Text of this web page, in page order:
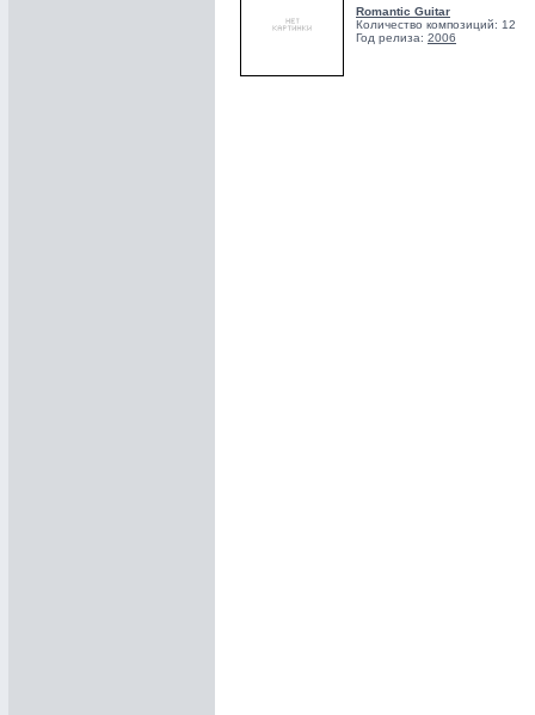
Romantic Guitar
Количество композиций: 12
Год релиза: 2006